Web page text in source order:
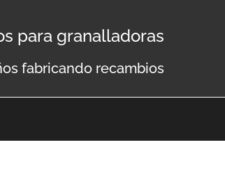
para granalladoras
fabricando recambios